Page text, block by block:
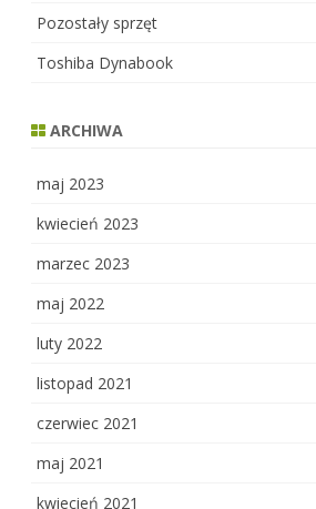
Pozostały sprzęt
Toshiba Dynabook
ARCHIWA
maj 2023
kwiecień 2023
marzec 2023
maj 2022
luty 2022
listopad 2021
czerwiec 2021
maj 2021
kwiecień 2021